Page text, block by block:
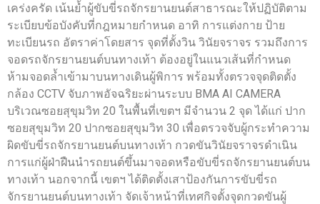
เคร่งครัด เน้นย้ำผู้ขับขี่รถจักรยานยนต์สาธารณะให้ปฏิบัติตาม
ระเบียบข้อบังคับที่กฎหมายกำหนด อาทิ การแต่งกาย ป้าย
ทะเบียนรถ อัตราค่าโดยสาร จุดที่ตั้งวิน วินัยจราจร รวมถึงการ
จอดรถจักรยานยนต์บนทางเท้า ต้องอยู่ในแนวเส้นที่กำหนด
ห้ามจอดล้ำเข้ามาบนทางเดินผู้พิการ พร้อมทั้งตรวจจุดติดตั้ง
กล้อง CCTV จับภาพอัจฉริยะผ่านระบบ BMA AI CAMERA
บริเวณซอยสุขุมวิท 20 ในพื้นที่เขตฯ มีจำนวน 2 จุด ได้แก่ ปาก
ซอยสุขุมวิท 20 ปากซอยสุขุมวิท 30 เพื่อตรวจจับผู้กระทำความ
ผิดขับขี่รถจักรยานยนต์บนทางเท้า กวดขันวินัยจราจรดำเนิน
การแก่ผู้ฝ่าฝืนนำรถยนต์ขึ้นมาจอดหรือขับขี่รถจักรยานยนต์บน
ทางเท้า นอกจากนี้ เขตฯ ได้ติดตั้งเสาป้องกันการขับขี่รถ
จักรยานยนต์บนทางเท้า จัดเจ้าหน้าที่เทศกิจตั้งจุดกวดขันผู้